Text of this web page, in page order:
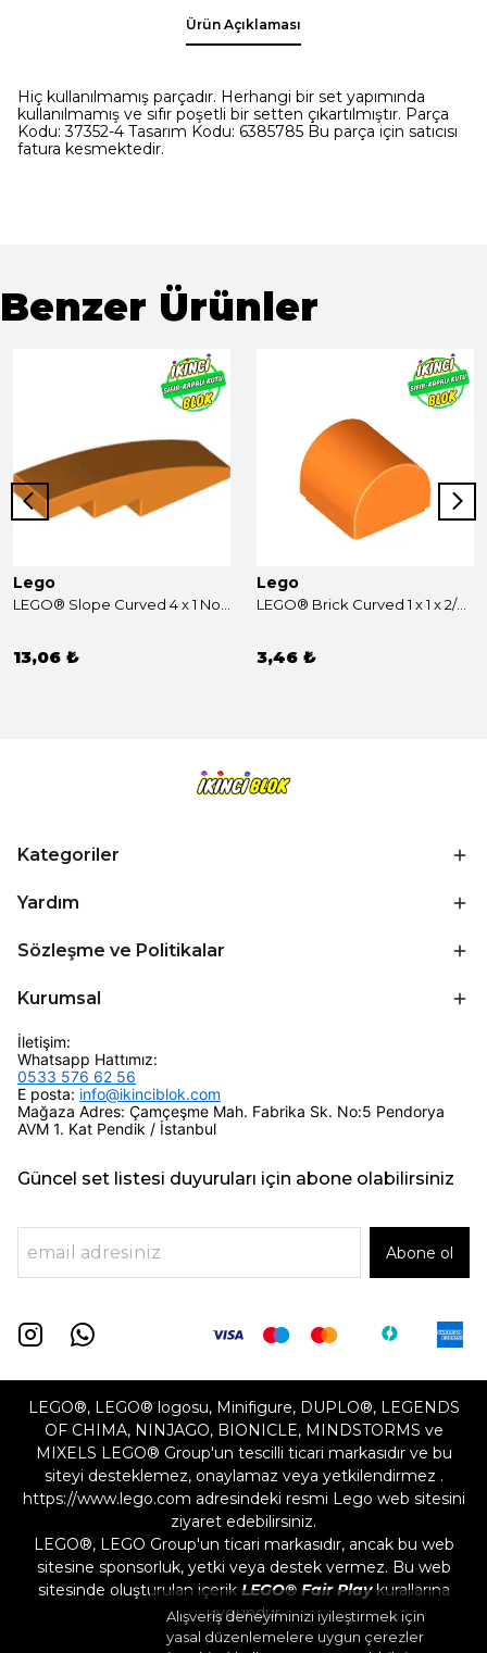
Alışveriş deneyiminizi iyileştirmek için
yasal düzenlemelere uygun çerezler
Ürün Açıklaması
Hiç kullanılmamış parçadır. Herhangi bir set yapımında
kullanılmamış ve sıfır poşetli bir setten çıkartılmıştır. Parça
Kodu: 37352-4 Tasarım Kodu: 6385785 Bu parça için satıcısı
fatura kesmektedir.
Benzer Ürünler
Lego
13,06 ₺
Lego
LEGO® Brick Curved 1 x 1 x 2/3 Double Curved Top, No Studs Turuncu Sıfır
3,46 ₺
Kategoriler
Yardım
Sözleşme ve Politikalar
Kurumsal
İletişim:
Whatsapp Hattımız:
0533 576 62 56
E posta: info@ikinciblok.com
Mağaza Adres: Çamçeşme Mah. Fabrika Sk. No:5 Pendorya
AVM 1. Kat Pendik / İstanbul
Güncel set listesi duyuruları için abone olabilirsiniz
Abone ol
LEGO®, LEGO® logosu, Minifigure, DUPLO®, LEGENDS
OF CHIMA, NINJAGO, BIONICLE, MINDSTORMS ve
MIXELS LEGO® Group'un tescilli ticari markasıdır ve bu
siteyi desteklemez, onaylamaz veya yetkilendirmez .
https://www.lego.com adresindeki resmi Lego web sitesini
ziyaret edebilirsiniz.
LEGO®, LEGO Group'un ticari markasıdır, ancak bu web
sitesine sponsorluk, yetki veya destek vermez. Bu web
sitesinde oluşturulan içerik LEGO® Fair Playkurallarına
uygundur